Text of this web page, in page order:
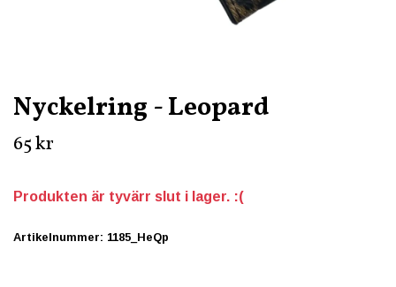
Nyckelring - Leopard
65 kr
Produkten är tyvärr slut i lager. :(
Artikelnummer: 1185_HeQp